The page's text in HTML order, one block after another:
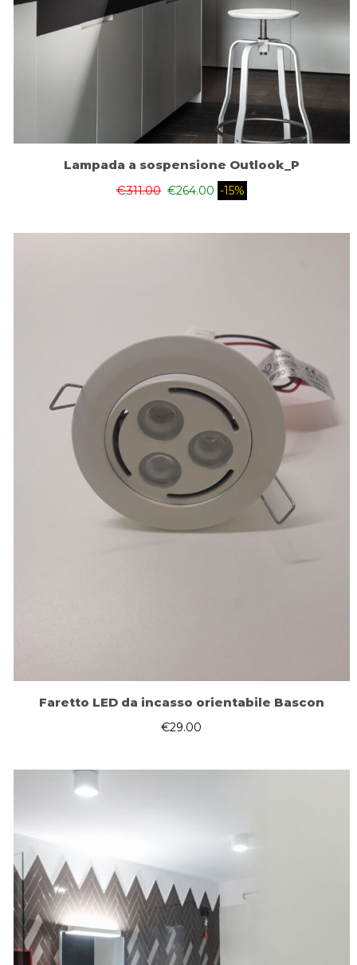
Lampada a sospensione Outlook_P
€311.00 €264.00 -15%
Faretto LED da incasso orientabile Bascon
€29.00